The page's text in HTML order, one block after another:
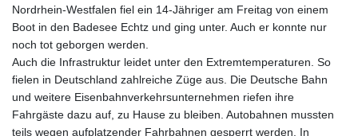
Nordrhein-Westfalen fiel ein 14-Jähriger am Freitag von einem
Boot in den Badesee Echtz und ging unter. Auch er konnte nur
noch tot geborgen werden.
Auch die Infrastruktur leidet unter den Extremtemperaturen. So
fielen in Deutschland zahlreiche Züge aus. Die Deutsche Bahn
und weitere Eisenbahnverkehrsunternehmen riefen ihre
Fahrgäste dazu auf, zu Hause zu bleiben. Autobahnen mussten
teils wegen aufplatzender Fahrbahnen gesperrt werden. In